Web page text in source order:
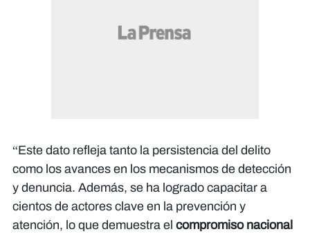
“Este dato refleja tanto la persistencia del delito
como los avances en los mecanismos de detección
y denuncia. Además, se ha logrado capacitar a
cientos de actores clave en la prevención y
atención, lo que demuestra el compromiso nacional